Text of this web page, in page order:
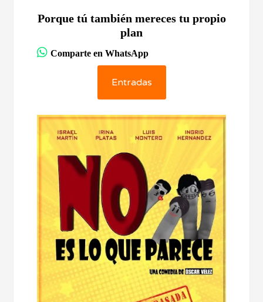
Porque tú también mereces tu propio
plan
Comparte en WhatsApp
Entradas